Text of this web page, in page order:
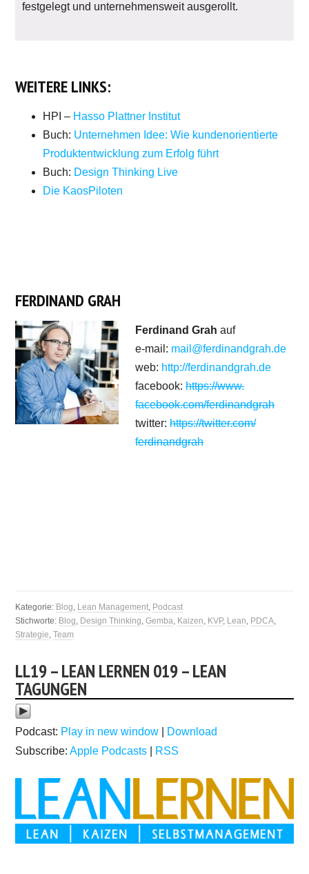
festgelegt und unternehmensweit ausgerollt.
WEITERE LINKS:
HPI – Hasso Plattner Institut
Buch: Unternehmen Idee: Wie kundenorientierte
Produktentwicklung zum Erfolg führt
Buch: Design Thinking Live
Die KaosPiloten
FERDINAND GRAH
Ferdinand Grah auf
e-mail: mail @ferdinandgrah.de
web: http://ferdinandgrah.de
facebook:https://www.
facebook.com/ferdinandgrah
twitter:https://twitter.com/
ferdinandgrah
Kategorie: Blog, Lean Management, Podcast
Stichworte: Blog, Design Thinking,Gemba, Kaizen, KVP, Lean, PDCA,
Strategie,Team
LL19 – LEAN LERNEN 019 – LEAN
TAGUNGEN
Podcast: Play in new window
Download
Subscribe:Apple Podcasts RSS